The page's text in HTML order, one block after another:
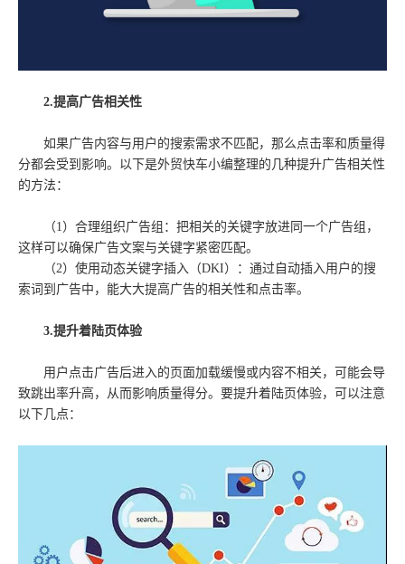
2.提高广告相关性
如果广告内容与用户的搜索需求不匹配，那么点击率和质量得
分都会受到影响。以下是外贸快车小编整理的几种提升广告相关性
的方法：
（1）合理组织广告组：把相关的关键字放进同一个广告组，
这样可以确保广告文案与关键字紧密匹配。
（2）使用动态关键字插入（DKI）：通过自动插入用户的搜
索词到广告中，能大大提高广告的相关性和点击率。
3.提升着陆页体验
用户点击广告后进入的页面加载缓慢或内容不相关，可能会导
致跳出率升高，从而影响质量得分。要提升着陆页体验，可以注意
以下几点：